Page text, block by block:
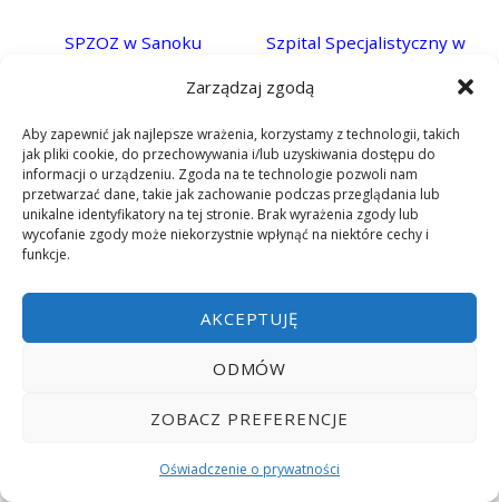
Zarządzaj zgodą
Aby zapewnić jak najlepsze wrażenia, korzystamy z technologii, takich
jak pliki cookie, do przechowywania i/lub uzyskiwania dostępu do
informacji o urządzeniu. Zgoda na te technologie pozwoli nam
przetwarzać dane, takie jak zachowanie podczas przeglądania lub
unikalne identyfikatory na tej stronie. Brak wyrażenia zgody lub
wycofanie zgody może niekorzystnie wpłynąć na niektóre cechy i
funkcje.
AKCEPTUJĘ
ODMÓW
ZOBACZ PREFERENCJE
Oświadczenie o prywatności
SPZOZ w Sanoku
Szpital Specjalistyczny w
SPZOZ w Międzyrzecu
CM SANITAS w Lublinie